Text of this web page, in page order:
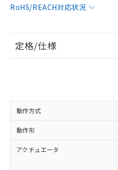
RoHS/REACH対応状況
定格/仕様
動作方式
動作形
アクチュエータ